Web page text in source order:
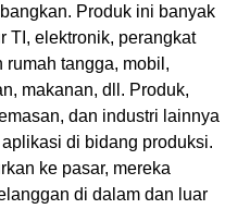
Produk ini banyak
TI, elektronik, perangkat
rumah tangga, mobil,
makanan, dll. Produk,
dan industri lainnya
di bidang produksi.
ke pasar, mereka
di dalam dan luar